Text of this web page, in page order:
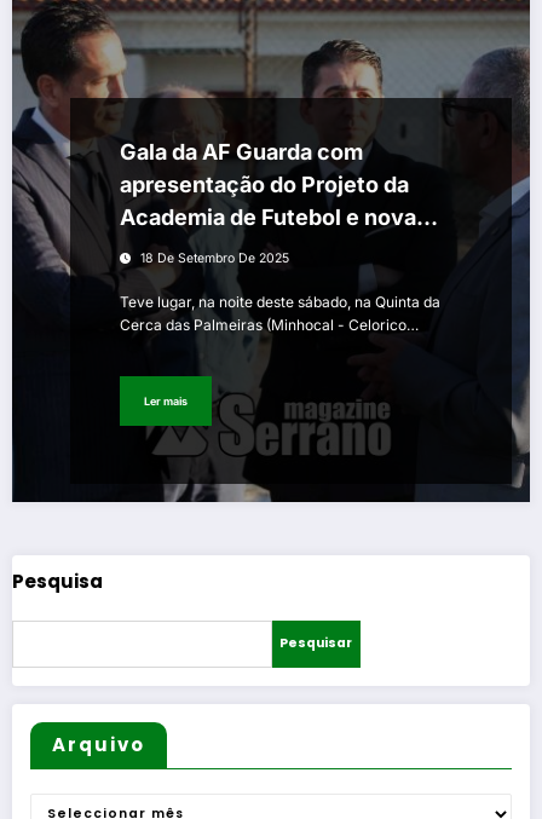
Gala da AF Guarda com
apresentação do Projeto da
Academia de Futebol e nova
plataforma digital
18 De Setembro De 2025
Teve lugar, na noite deste sábado, na Quinta da
Cerca das Palmeiras (Minhocal - Celorico…
Ler mais
Pesquisa
Pesquisar
Arquivo
Arquivo